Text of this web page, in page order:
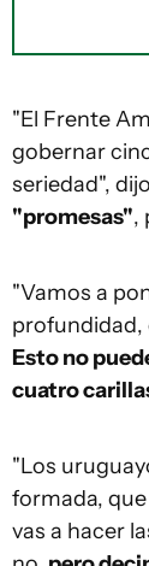
"El Frente
gobernar
seriedad",
"promesas",
"Vamos a
profundidad,
Esto no
cuatro
"Los
formada,
vas a hacer